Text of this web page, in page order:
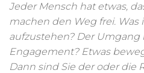
Jeder Mensch hat etwas,
machen den Weg frei. Was
aufzustehen? Der Umgang
Engagement? Etwas
Dann sind Sie der oder die